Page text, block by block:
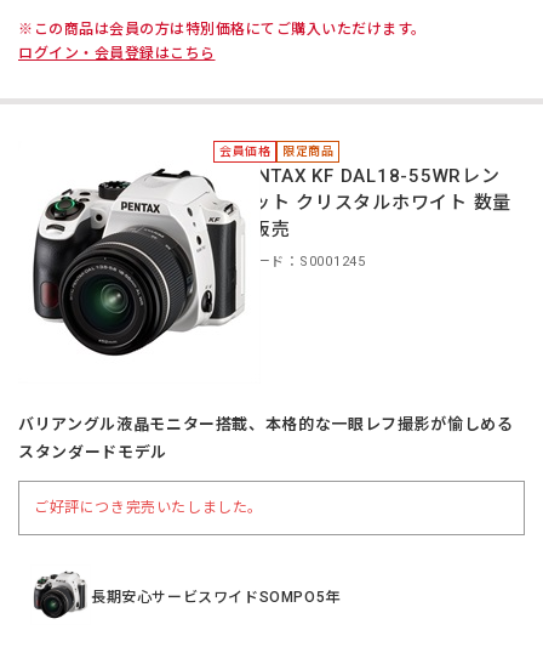
※この商品は会員の方は特別価格にてご購入いただけます。
ログイン・会員登録はこちら
会員価格 限定商品
＊PENTAX KF DAL18-55WRレン
ズキット クリスタルホワイト 数量
限定販売
商品コード：S0001245
バリアングル液晶モニター搭載、本格的な一眼レフ撮影が愉しめる
スタンダードモデル
ご好評につき完売いたしました。
長期安心サービスワイドSOMPO5年